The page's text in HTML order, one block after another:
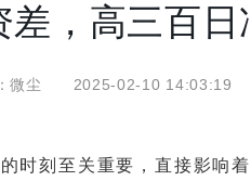
，高三百
微尘 2025-02-10 14:03:19
刻至关重要，直接影响着